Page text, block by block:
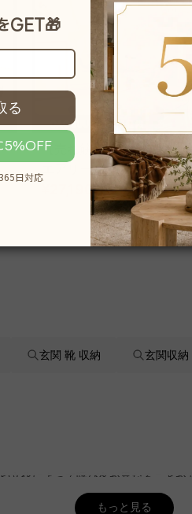
【売れ筋】AXISU アクシス
エアリーライトオフィス
¥27,190税込~ ¥33,990
玄関 靴 収納 玄関収納
化によって呼び名が異なること
を取り揃えており、5年品質保証も
もっと見る